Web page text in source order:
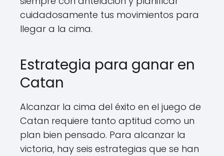
cuidadosamente tus movimientos para
llegar a la cima.
Estrategia para ganar en
Catan
Alcanzar la cima del éxito en el juego de
Catan requiere tanto aptitud como un
plan bien pensado. Para alcanzar la
victoria, hay seis estrategias que se han